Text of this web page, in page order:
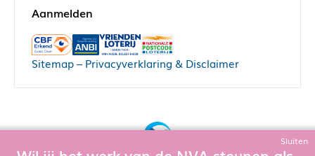
Sitemap– Privacyverklaring & Disclaimer
Sluiten